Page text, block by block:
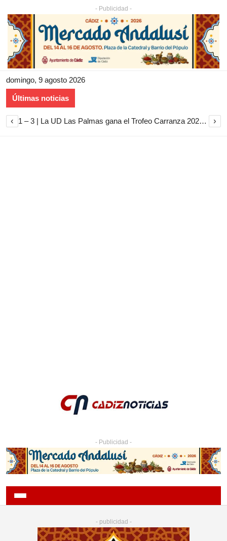
- Publicidad -
domingo, 9 agosto 2026
Últimas noticias
‹ 1 – 3 | La UD Las Palmas gana el Trofeo Carranza 2026 tras imponerse al Cádiz CF ›
- Publicidad -
- publicidad -